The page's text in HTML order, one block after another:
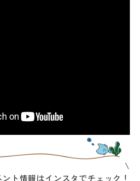
\
ント情報はインスタでチェック！